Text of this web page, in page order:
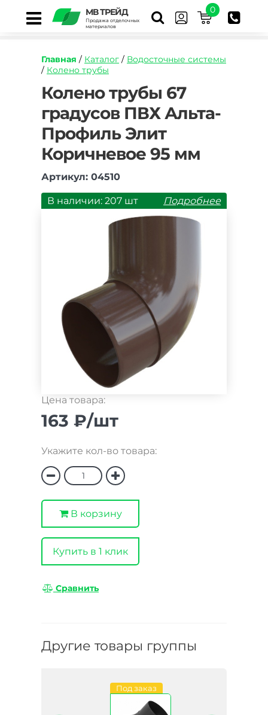
МВ ТРЕЙД
Продажа отделочных
материалов
0
Главная / Каталог / Водосточные системы
/ Колено трубы
https://mvtrade.ru/images/id/normal/koleno-
truby-
67-
gradusov-
pvh-
alta-
profil-
korichnevoe-
95-
mm.jpg
Колено трубы 67
градусов ПВХ Альта-
Профиль Элит
Коричневое 95 мм
Артикул: 04510
В наличии: 207 шт Подробнее
Цена товара:
163 ₽/шт
Укажите кол-во товара:
В корзину
Купить в 1 клик
Сравнить
Другие товары группы
Под заказ